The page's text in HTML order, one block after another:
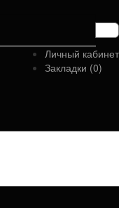
Личный кабинет
Закладки (0)